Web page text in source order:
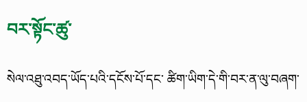
བར་སྟོང་ཚུ་
སེལ་འཐུ་འབད་ཡོད་པའི་དངོས་པོ་དང་ ཚིག་ཡིག་དེ་གི་བར་ན་ལུ་བཞག་